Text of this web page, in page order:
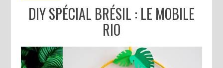
DIY SPÉCIAL BRÉSIL : LE MOBILE
RIO